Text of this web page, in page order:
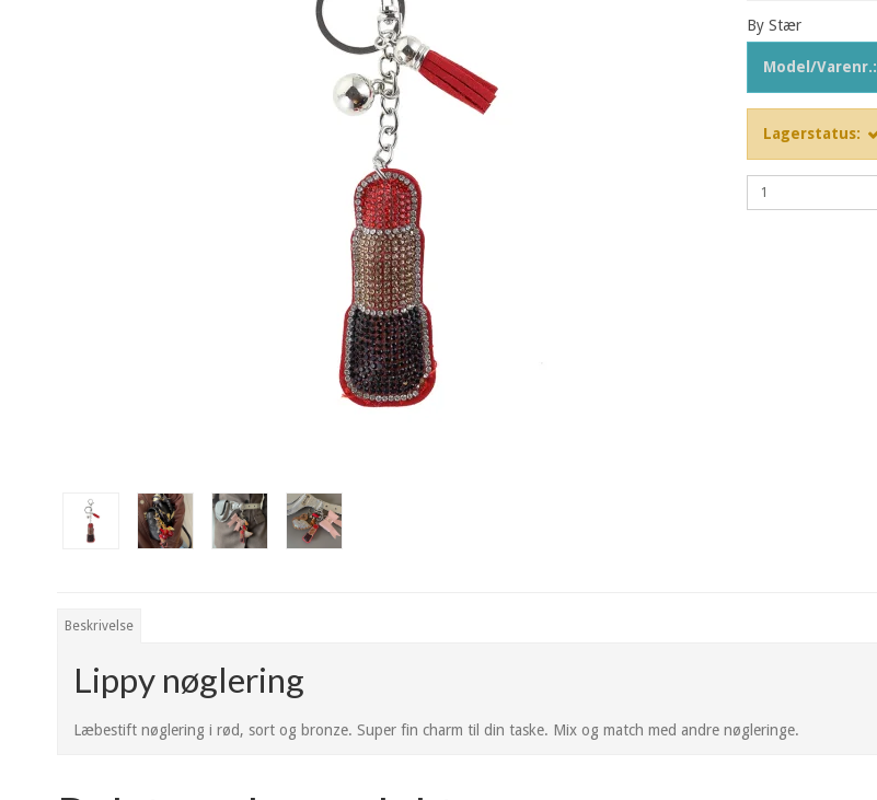
By Stær
Model/Varenr.:
Lagerstatus:
Beskrivelse
Lippy nøglering
Læbestift nøglering i rød, sort og bronze. Super fin charm til din taske. Mix og match med andre nøgleringe.